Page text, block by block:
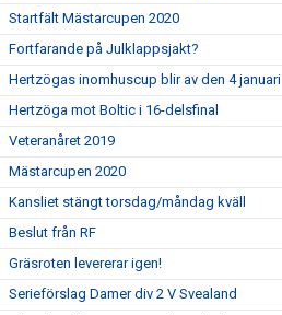
Startfält Mästarcupen 2020
Fortfarande på Julklappsjakt?
Hertzögas inomhuscup blir av den 4 januari
Hertzöga mot Boltic i 16-delsfinal
Veteranåret 2019
Mästarcupen 2020
Kansliet stängt torsdag/måndag kväll
Beslut från RF
Gräsroten levererar igen!
Serieförslag Damer div 2 V Svealand